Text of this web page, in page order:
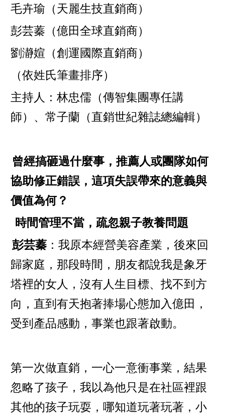
毛卉瑜（天麗生技直銷商）
彭芸蓁（億田全球直銷商）
劉瀞媗（創運國際直銷商）
（依姓氏筆畫排序）
主持人：林忠儒（傳智集團專任講
師）、常子蘭（直銷世紀雜誌總編輯）
曾經搞砸過什麼事，推薦人或團隊如何
協助修正錯誤，這項失誤帶來的意義與
價值為何？
時間管理不當，疏忽親子教養問題
彭芸蓁 ：我原本經營美容產業，後來回
歸家庭，那段時間，朋友都說我是象牙
塔裡的女人，沒有人生目標、找不到方
向，直到有天抱著捧場心態加入億田，
受到產品感動，事業也跟著啟動。
第一次做直銷，一心一意衝事業，結果
忽略了孩子，我以為他只是在社區裡跟
其他的孩子玩耍，哪知道玩著玩著，小